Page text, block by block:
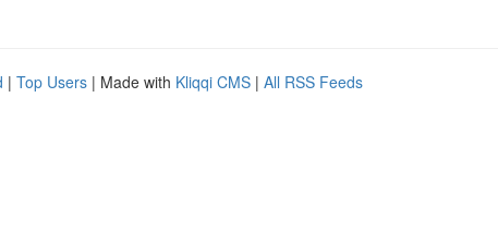
| Top Users | Made with Kliqqi CMS | All RSS Feeds